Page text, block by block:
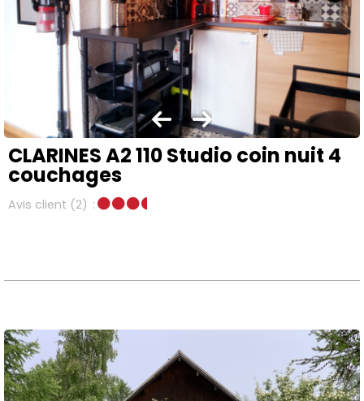
CLARINES A2 110 Studio coin nuit 4
couchages
Avis client (2)